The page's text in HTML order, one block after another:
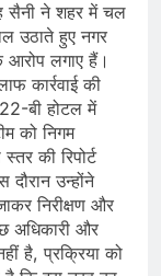
सैनी ने शहर में चल
उठाते हुए नगर
आरोप लगाए हैं।
कार्रवाई की
बी होटल में
को निगम
की रिपोर्ट
उन्होंने
निरीक्षण और
अधिकारी और
है, प्रक्रिया को